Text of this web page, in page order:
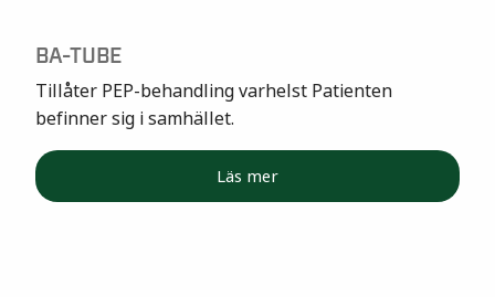
BA-TUBE
Tillåter PEP-behandling varhelst Patienten
befinner sig i samhället.
Läs mer